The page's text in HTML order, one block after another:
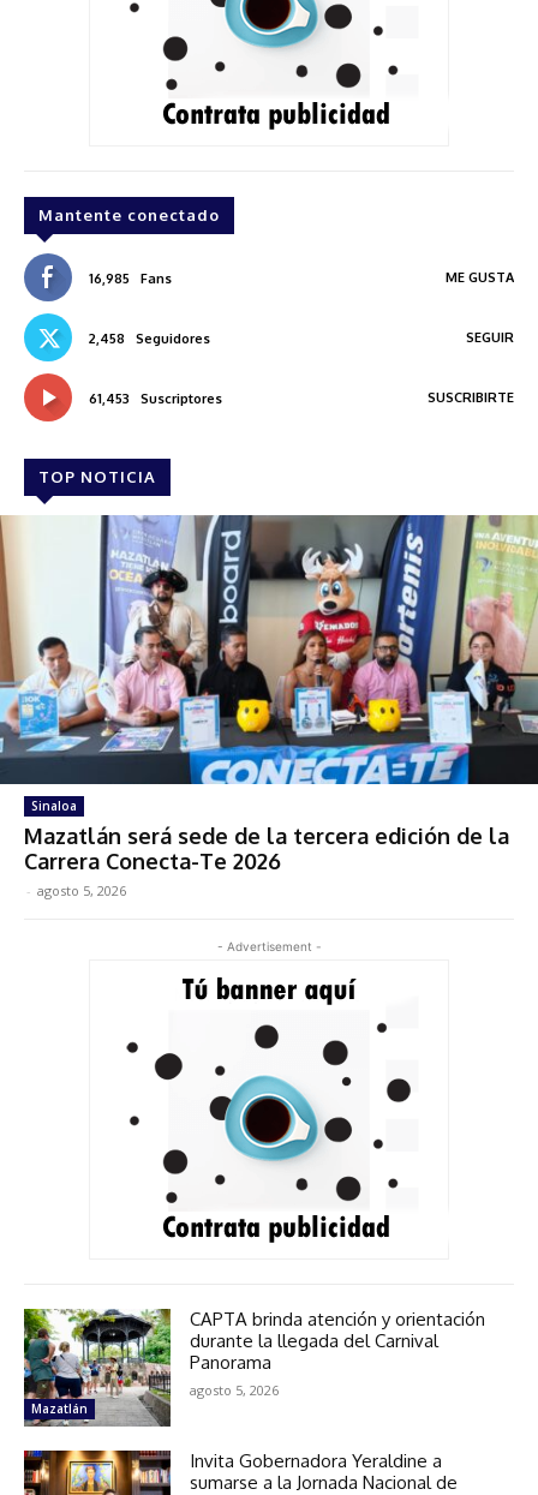
Mantente conectado
16,985 Fans ME GUSTA
2,458 Seguidores SEGUIR
61,453 Suscriptores SUSCRIBIRTE
TOP NOTICIA
Sinaloa
Mazatlán será sede de la tercera edición de la
Carrera Conecta-Te 2026
- agosto 5, 2026
- Advertisement -
Mazatlán
CAPTA brinda atención y orientación
durante la llegada del Carnival
Panorama
agosto 5, 2026
Invita Gobernadora Yeraldine a
sumarse a la Jornada Nacional de